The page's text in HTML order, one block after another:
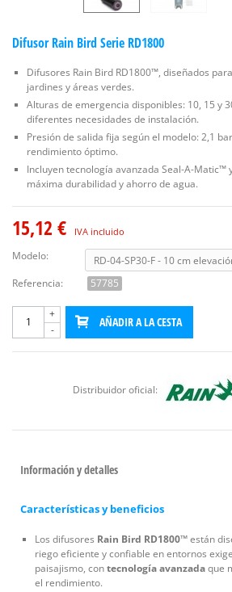
Difusor Rain Bird Serie RD1800
Difusores Rain Bird RD1800™, diseñados
jardines y áreas verdes.
Alturas de emergencia disponibles: 10, 15 y
diferentes necesidades de instalación.
Presión de salida fija según el modelo: 2,1
rendimiento óptimo.
Incluyen tecnología avanzada Seal-A-Matic™
máxima durabilidad y ahorro de agua.
15,12 € IVA incluido
Modelo:
Referencia:
57785
-
+
AÑADIR A LA CESTA
Distribuidor oficial:
Información y detalles
Características y beneficios
Los difusores Rain Bird RD1800™están
riego eficiente y confiable en entornos
paisajismo, contecnología avanzadaque
el rendimiento.